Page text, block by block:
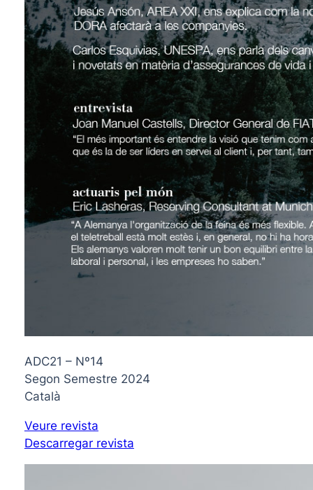
ADC21 – Nº14
Segon Semestre 2024
Català
Veure revista
Descarregar revista